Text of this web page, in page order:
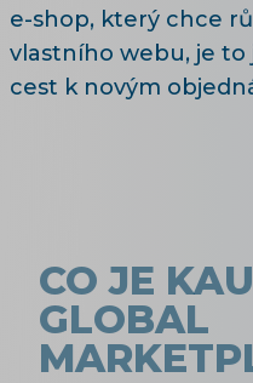
e-shop, který chce
vlastního webu, je to
cest k novým
CO JE
GLOBAL